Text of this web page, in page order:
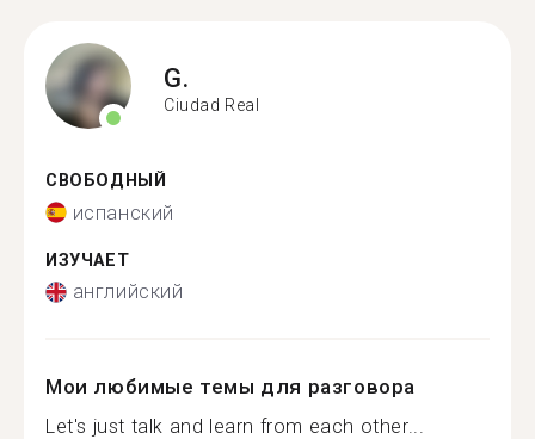
G.
Ciudad Real
СВОБОДНЫЙ
испанский
ИЗУЧАЕТ
английский
Мои любимые темы для разговора
Let's just talk and learn from each other...